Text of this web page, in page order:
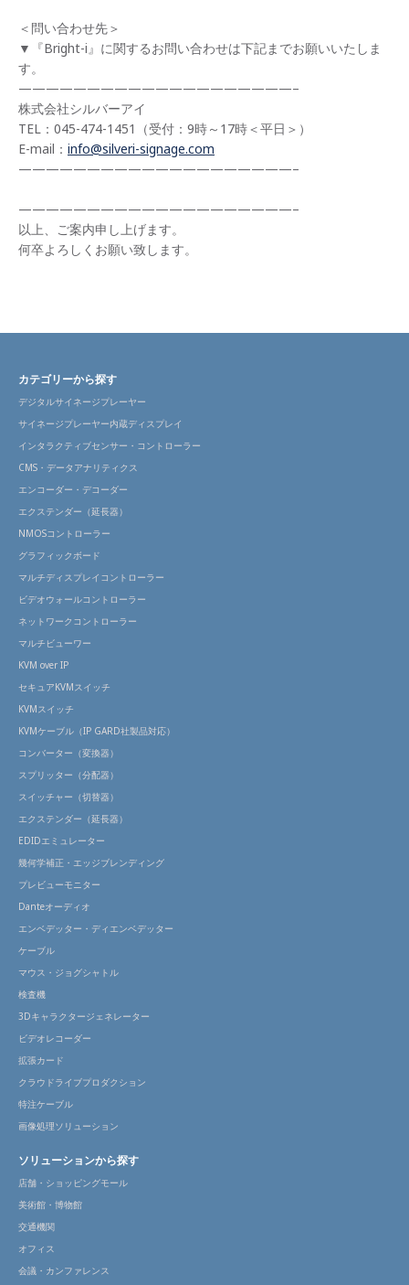
＜問い合わせ先＞
▼『Bright-i』に関するお問い合わせは下記までお願いいたしま
す。
————————————————————–
株式会社シルバーアイ
TEL：045-474-1451（受付：9時～17時＜平日＞）
E-mail： info@silveri-signage.com
————————————————————–
————————————————————–
以上、ご案内申し上げます。
何卒よろしくお願い致します。
カテゴリーから探す
デジタルサイネージプレーヤー
サイネージプレーヤー内蔵ディスプレイ
インタラクティブセンサー・コントローラー
CMS・データアナリティクス
エンコーダー・デコーダー
エクステンダー（延長器）
NMOSコントローラー
グラフィックボード
マルチディスプレイコントローラー
ビデオウォールコントローラー
ネットワークコントローラー
マルチビューワー
KVM over IP
セキュアKVMスイッチ
KVMスイッチ
KVMケーブル（IP GARD社製品対応）
コンバーター（変換器）
スプリッター（分配器）
スイッチャー（切替器）
エクステンダー（延長器）
EDIDエミュレーター
幾何学補正・エッジブレンディング
プレビューモニター
Danteオーディオ
エンベデッター・ディエンベデッター
ケーブル
マウス・ジョグシャトル
検査機
3Dキャラクタージェネレーター
ビデオレコーダー
拡張カード
クラウドライブプロダクション
特注ケーブル
画像処理ソリューション
ソリューションから探す
店舗・ショッピングモール
美術館・博物館
交通機関
オフィス
会議・カンファレンス